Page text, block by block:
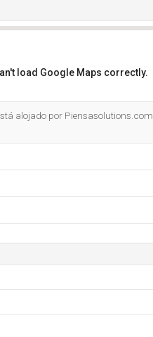
load Google Maps correctly.
alojado por Piensasolutions.com